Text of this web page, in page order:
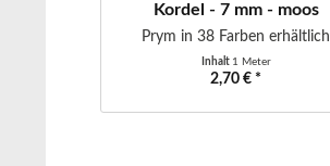
Kordel - 7 mm - moos
Prym in 38 Farben erhältlich
Inhalt 1 Meter
2,70 € *